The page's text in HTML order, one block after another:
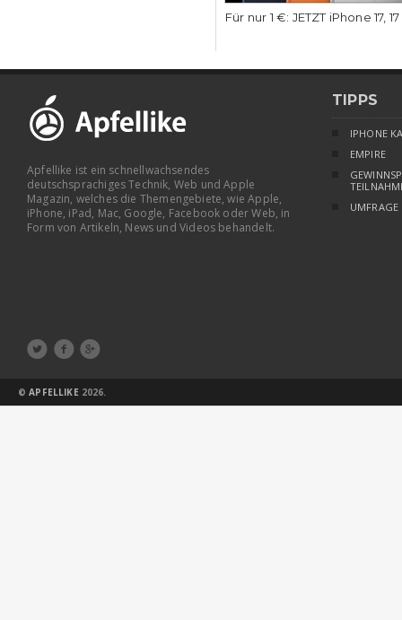
Für nur 1 €: JETZT iPhone 17,
Apfellike ist ein schnellwachsendes
deutschsprachiges Technik, Web und Apple
Magazin, welches die Themengebiete, wie Apple,
iPhone, iPad, Mac, Google, Facebook oder Web, in
Form von Artikeln, News und Videos behandelt.
  
TIPPS
IPHONE
EMPIRE
UMFRAGE
©APFELLIKE 2026.